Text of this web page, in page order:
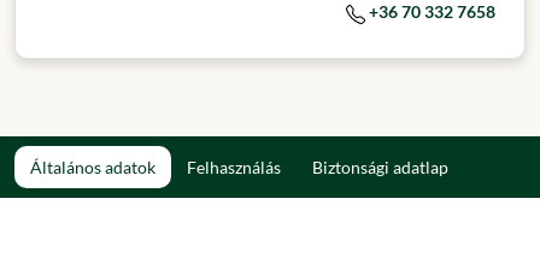
+36 70 332 7658
Általános adatok Felhasználás Biztonsági adatlap